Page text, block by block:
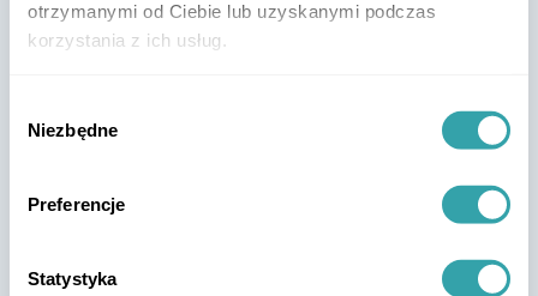
otrzymanymi od Ciebie lub uzyskanymi podczas
korzystania z ich usług.
zgody
Niezbędne
Preferencje
Statystyka